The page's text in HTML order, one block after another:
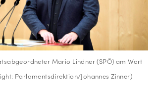
Mario Lindner (SPÖ) am Wort
Parlamentsdirektion/Johannes Zinner)